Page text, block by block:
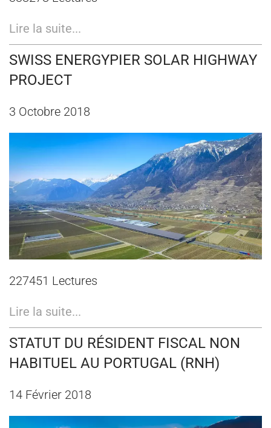
Lire la suite...
SWISS ENERGYPIER SOLAR HIGHWAY
PROJECT
3 Octobre 2018
227451 Lectures
Lire la suite...
STATUT DU RÉSIDENT FISCAL NON
HABITUEL AU PORTUGAL (RNH)
14 Février 2018